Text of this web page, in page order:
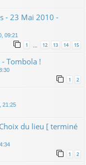
- 23 Mai 2010 -
09:21
1 … 12 13 14 15
Tombola !
1 2
21:25
du lieu [ terminé
1 2